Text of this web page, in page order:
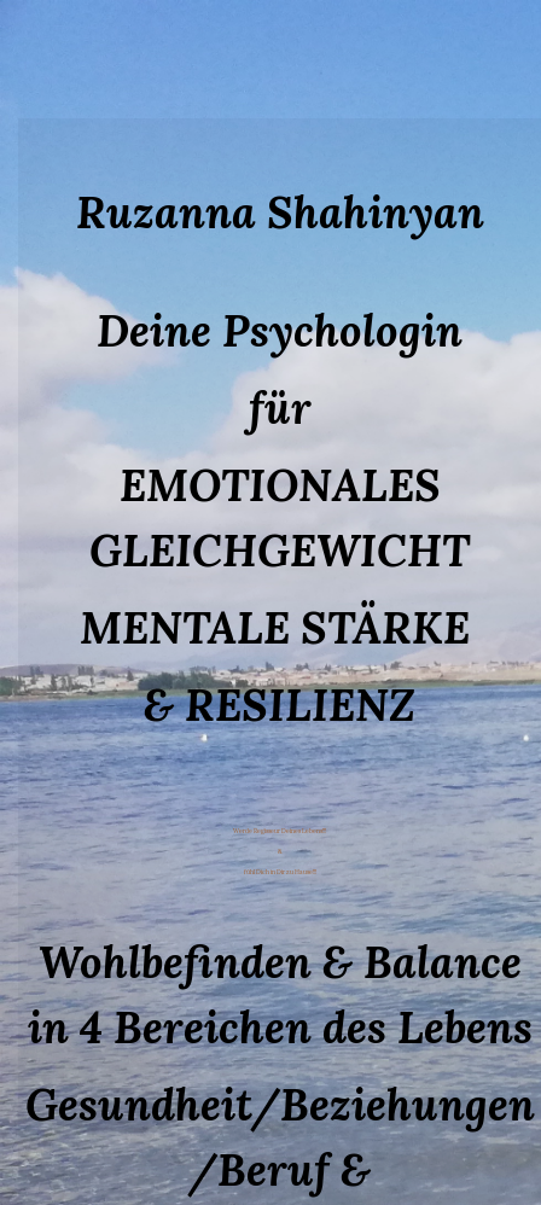
Ruzanna Shahinyan
Deine Psychologin
für
EMOTIONALES
GLEICHGEWICHT
MENTALE STÄRKE
& RESILIENZ
Werde Regisseur Deines Lebens!!!
&
fühl Dich in Dir zu Hause!!!
Wohlbefinden & Balance
in 4 Bereichen des Lebens
Gesundheit/Beziehungen
/Beruf &